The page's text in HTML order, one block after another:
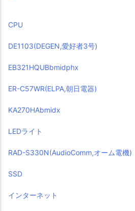
CPU
DE1103(DEGEN,愛好者3号)
EB321HQUBbmidphx
ER-C57WR(ELPA,朝日電器)
KA270HAbmidx
LEDライト
RAD-S330N(AudioComm,オーム電機)
SSD
インターネット